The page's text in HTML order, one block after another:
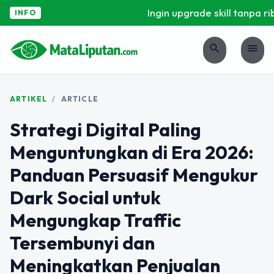
INFO Ingin upgrade skill tanpa
search menu
ARTIKEL / ARTICLE
Strategi Digital Paling
Menguntungkan di Era 2026:
Panduan Persuasif Mengukur
Dark Social untuk
Mengungkap Traffic
Tersembunyi dan
Meningkatkan Penjualan